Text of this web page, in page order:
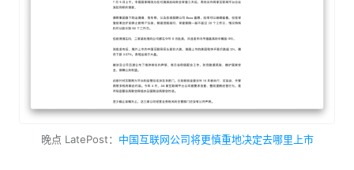
晚点 LatePost： 中国互联网公司将更慎重地决定去哪里上市